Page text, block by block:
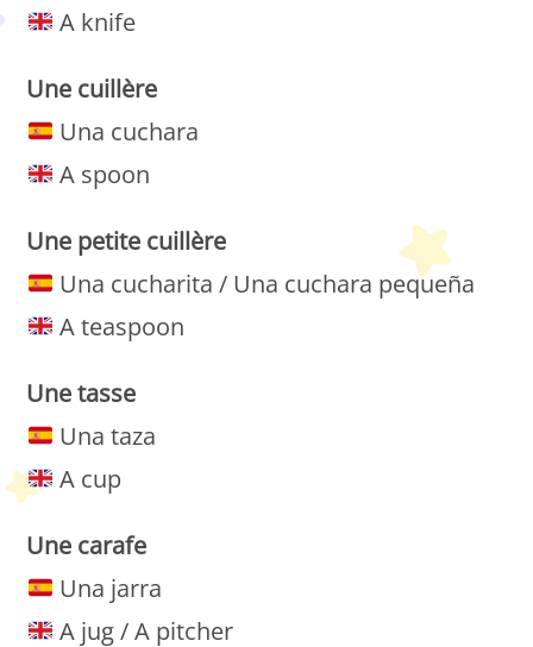
A knife
Une cuillère
Una cuchara
A spoon
Une petite cuillère
Una cucharita / Una cuchara pequeña
A teaspoon
Une tasse
Una taza
A cup
Une carafe
Una jarra
A jug / A pitcher